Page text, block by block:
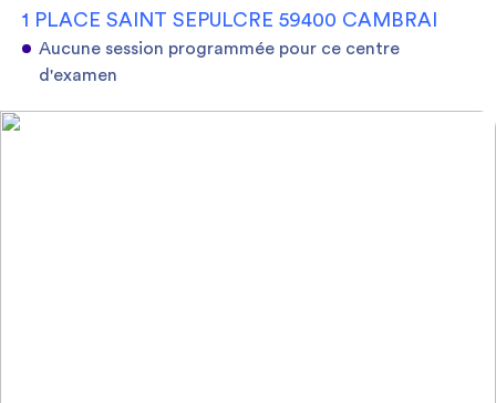
1 PLACE SAINT SEPULCRE 59400 CAMBRAI
Aucune session programmée pour ce centre
d'examen